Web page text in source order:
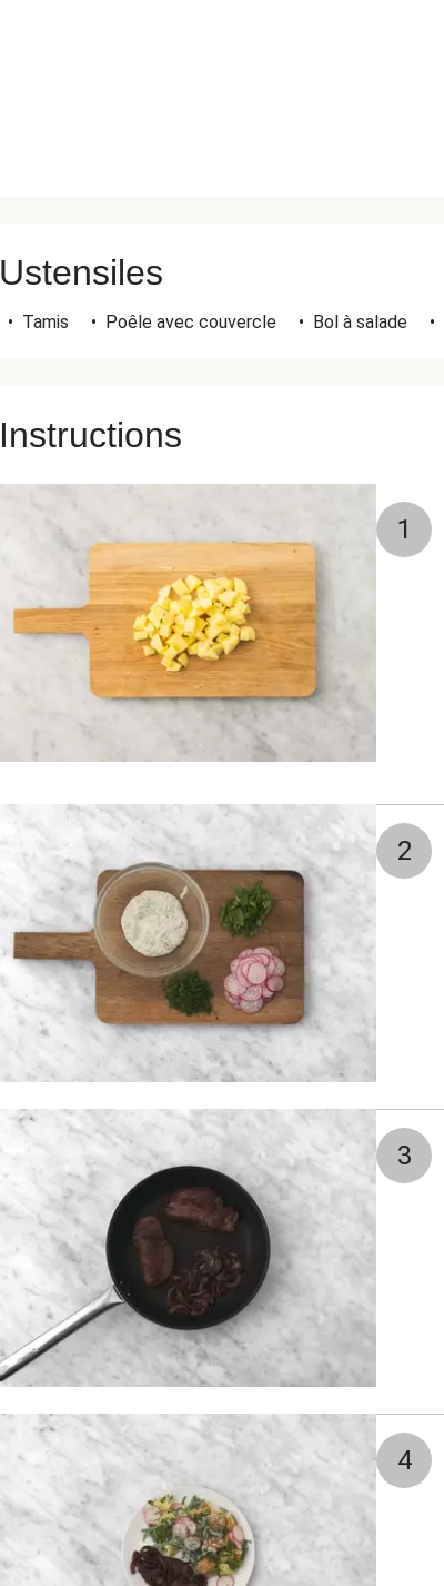
Ustensiles
• Tamis • Poêle avec couvercle • Bol à salade •
Instructions
1
2
3
4